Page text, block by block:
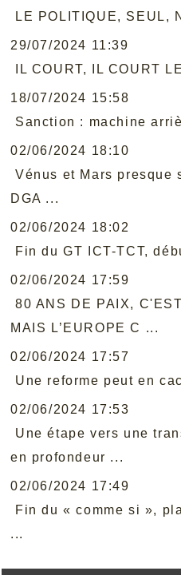
LE POLITIQUE, SEUL,
29/07/2024 11:39
IL COURT, IL COURT
18/07/2024 15:58
Sanction : machine
02/06/2024 18:10
Vénus et Mars presque
DGA ...
02/06/2024 18:02
Fin du GT ICT-TCT,
02/06/2024 17:59
80 ANS DE PAIX,
MAIS L’EUROPE C ...
02/06/2024 17:57
Une reforme peut en
02/06/2024 17:53
Une étape vers une
en profondeur ...
02/06/2024 17:49
Fin du « comme si »,
...